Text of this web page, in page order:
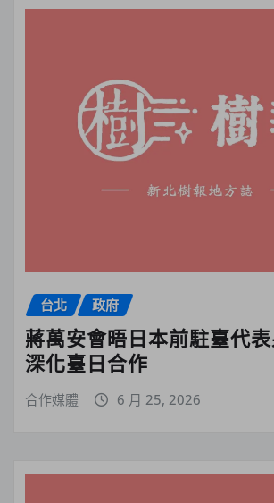
台北 政府
蔣萬安會晤日本前駐臺代
深化臺日合作
合作媒體 6 月 25, 2026